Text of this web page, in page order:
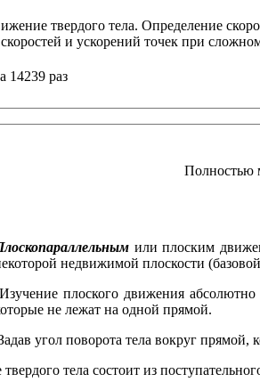
твердого тела. Определение
и ускорений точек при
14239 раз
Полностью
или плоским
недвижимой плоскости
Изучение плоского движения
не лежат на одной прямой.
угол поворота тела вокруг
тела состоит из